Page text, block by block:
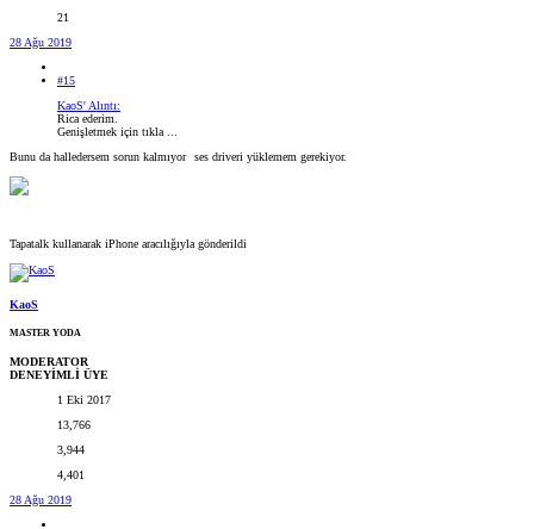
21
28 Ağu 2019
#15
KaoS' Alıntı:
Rica ederim.
Genişletmek için tıkla ...
Bunu da halledersem sorun kalmıyor ses driveri yüklemem gerekiyor.
Tapatalk kullanarak iPhone aracılığıyla gönderildi
KaoS
MASTER YODA
MODERATOR
DENEYİMLİ ÜYE
1 Eki 2017
13,766
3,944
4,401
28 Ağu 2019